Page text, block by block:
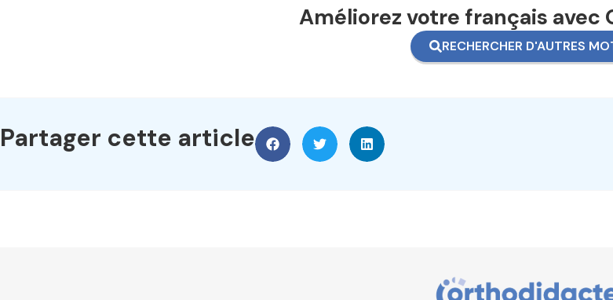
Améliorez votre français avec
RECHERCHER D'AUTRES
Partager cette article